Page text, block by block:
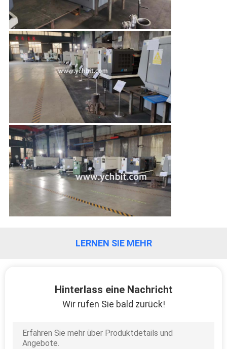
LERNEN SIE MEHR
Hinterlass eine Nachricht
Wir rufen Sie bald zurück!